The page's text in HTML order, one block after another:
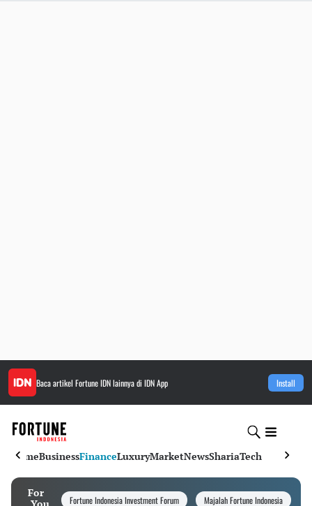
Baca artikel Fortune IDNlainnya di IDN App Install
HomeBusinessFinanceLuxuryMarketNewsShariaTech
For
Fortune Indonesia Investment Forum Majalah Fortune Indonesia